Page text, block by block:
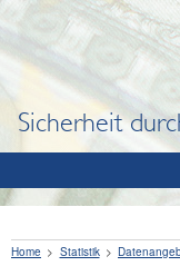
Sicherheit
Home Statistik